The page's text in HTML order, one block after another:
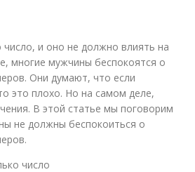
число, и оно не должно влиять на
многие мужчины беспокоятся о
Они думают, что если
это плохо. Но на самом деле,
В этой статье мы поговорим
не должны беспокоиться о
число